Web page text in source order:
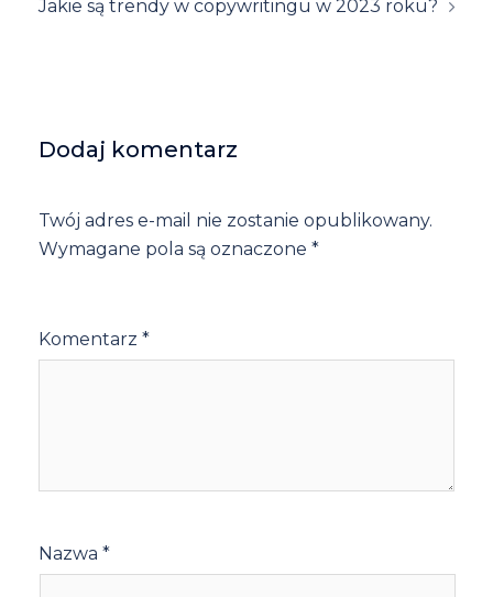
Jakie są trendy w copywritingu w 2023 roku?
Dodaj komentarz
Twój adres e-mail nie zostanie opublikowany.
Wymagane pola są oznaczone *
Komentarz *
Nazwa *